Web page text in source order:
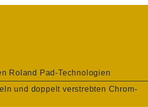
Roland Pad-Technologien
und doppelt verstrebten Chrom-